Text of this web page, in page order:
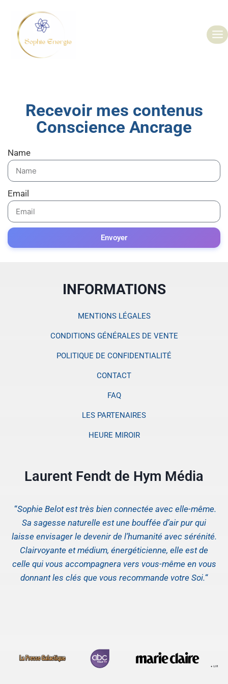
Recevoir mes contenus
Conscience Ancrage
Name
Email
Envoyer
INFORMATIONS
MENTIONS LÉGALES
CONDITIONS GÉNÉRALES DE VENTE
POLITIQUE DE CONFIDENTIALITÉ
CONTACT
FAQ
LES PARTENAIRES
HEURE MIROIR
Laurent Fendt de Hym Média
“Sophie Belot est très bien connectée avec elle-même.
Sa sagesse naturelle est une bouffée d’air pur qui
laisse envisager le devenir de l’humanité avec sérénité.
Clairvoyante et médium, énergéticienne, elle est de
celle qui vous accompagnera vers vous-même en vous
donnant les clés que vous recommande votre Soi.“